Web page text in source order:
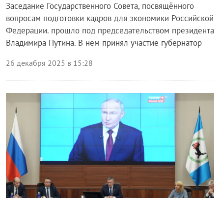
Заседание Государственного Совета, посвящённого
вопросам подготовки кадров для экономики Российской
Федерации. прошло под председательством президента
Владимира Путина. В нем принял участие губернатор
26 декабря 2025 в 15:28
Власть